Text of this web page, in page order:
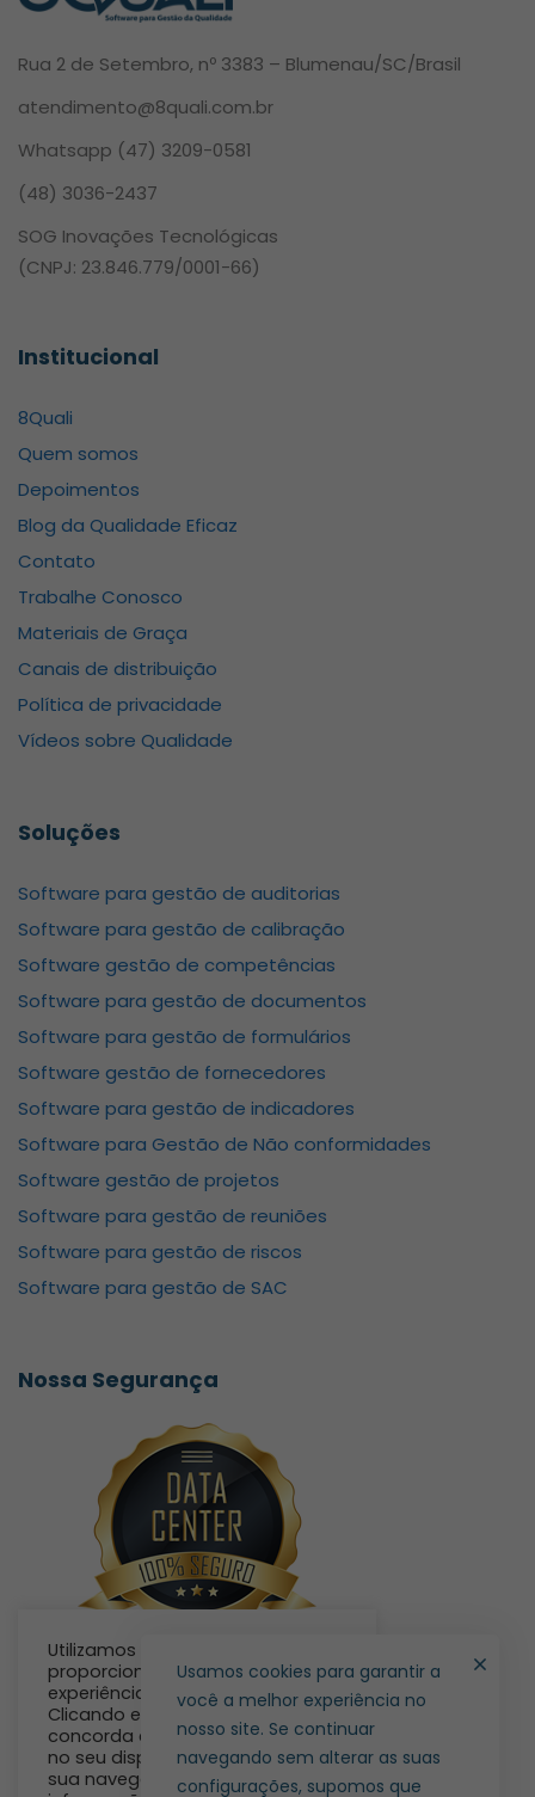
Rua 2 de Setembro, nº 3383 – Blumenau/SC/Brasil
atendimento@8quali.com.br
Whatsapp (47) 3209-0581
(48) 3036-2437
SOG Inovações Tecnológicas
(CNPJ: 23.846.779/0001-66)
Institucional
8Quali
Quem somos
Depoimentos
Blog da Qualidade Eficaz
Contato
Trabalhe Conosco
Materiais de Graça
Canais de distribuição
Política de privacidade
Vídeos sobre Qualidade
Soluções
Software para gestão de auditorias
Software para gestão de calibração
Software gestão de competências
Software para gestão de documentos
Software para gestão de formulários
Software gestão de fornecedores
Software para gestão de indicadores
Software para Gestão de Não conformidades
Software gestão de projetos
Software para gestão de reuniões
Software para gestão de riscos
Software para gestão de SAC
Nossa Segurança
Utilizamos cookies para lhe
proporcionar a melhor
experiência no nosso site.
Clicando em “Aceito”, você
concorda em armazenar cookies
no seu dispositivo para melhorar
sua navegação. Para obter mais
Usamos cookies para garantir a
você a melhor experiência no
nosso site. Se continuar
navegando sem alterar as suas
configurações, supomos que